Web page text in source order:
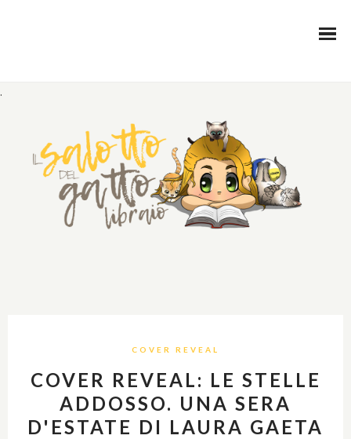
.
COVER REVEAL
COVER REVEAL: LE STELLE
ADDOSSO. UNA SERA
D'ESTATE DI LAURA GAETA